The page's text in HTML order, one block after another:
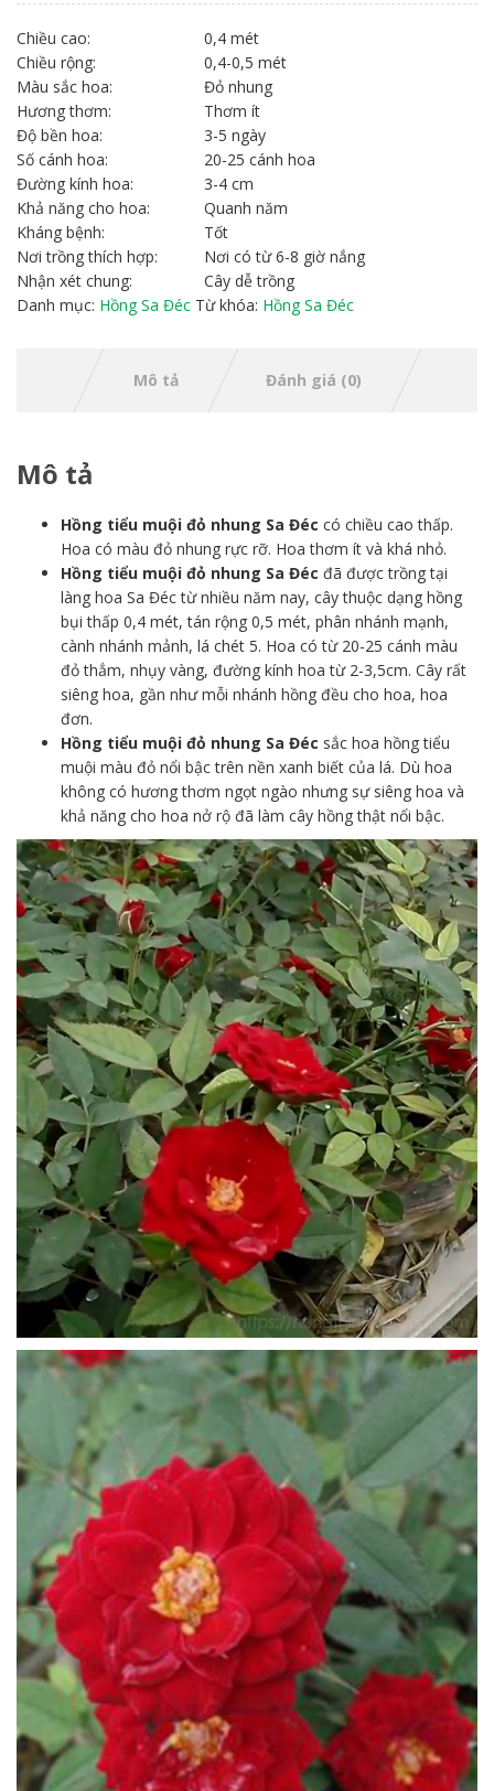
Chiều cao:
0,4 mét
Chiều rộng:
0,4-0,5 mét
Màu sắc hoa:
Đỏ nhung
Hương thơm:
Thơm ít
Độ bền hoa:
3-5 ngày
Số cánh hoa:
20-25 cánh hoa
Đường kính hoa:
3-4 cm
Khả năng cho hoa:
Quanh năm
Kháng bệnh:
Tốt
Nơi trồng thích hợp:
Nơi có từ 6-8 giờ nắng
Nhận xét chung:
Cây dễ trồng
Danh mục: Hồng Sa Đéc Từ khóa: Hồng Sa Đéc
Mô tả Đánh giá (0)
Mô tả
Hồng tiểu muội đỏ nhung Sa Đéc có chiều cao thấp.
Hoa có màu đỏ nhung rực rỡ. Hoa thơm ít và khá nhỏ.
Hồng tiểu muội đỏ nhung Sa Đéc đã được trồng tại
làng hoa Sa Đéc từ nhiều năm nay, cây thuộc dạng hồng
bụi thấp 0,4 mét, tán rộng 0,5 mét, phân nhánh mạnh,
cành nhánh mảnh, lá chét 5. Hoa có từ 20-25 cánh màu
đỏ thẳm, nhụy vàng, đường kính hoa từ 2-3,5cm. Cây rất
siêng hoa, gần như mỗi nhánh hồng đều cho hoa, hoa
đơn.
Hồng tiểu muội đỏ nhung Sa Đéc sắc hoa hồng tiểu
muội màu đỏ nổi bậc trên nền xanh biết của lá. Dù hoa
không có hương thơm ngọt ngào nhưng sự siêng hoa và
khả năng cho hoa nở rộ đã làm cây hồng thật nổi bậc.